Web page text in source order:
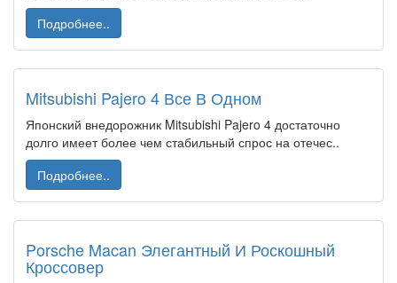
Подробнее..
Mitsubishi Pajero 4 Все В Одном
Японский внедорожник Mitsubishi Pajero 4 достаточно
долго имеет более чем стабильный спрос на отечес..
Подробнее..
Porsche Macan Элегантный И Роскошный
Кроссовер